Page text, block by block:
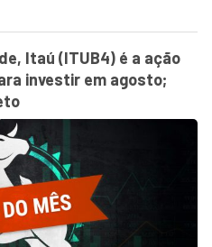
Itaú (ITUB4) é a ação
investir em agosto;